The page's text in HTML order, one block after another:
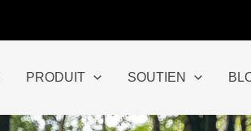
PRODUIT SOUTIEN